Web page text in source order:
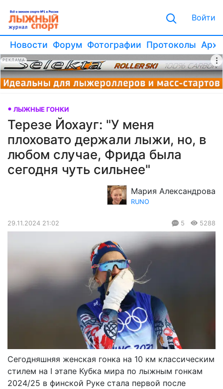
Войти
Новости Форум Фотографии Протоколы
РЕКЛАМА
ЛЫЖНЫЕ ГОНКИ
Терезе Йохауг: "У меня
плоховато держали лыжи, но, в
любом случае, Фрида была
сегодня чуть сильнее"
Мария Александрова
RUNO
29.11.2024 21:02 5 5288
Сегодняшняя женская гонка на 10 км классическим
стилем на I этапе Кубка мира по лыжным гонкам
2024/25 в финской Руке стала первой после